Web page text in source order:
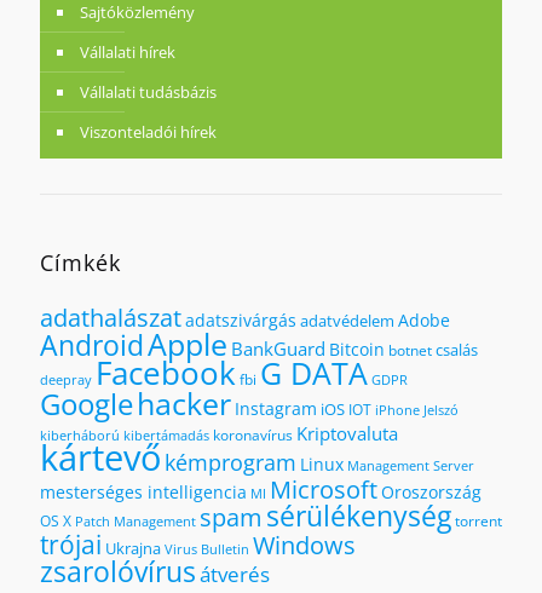
Sajtóközlemény
Vállalati hírek
Vállalati tudásbázis
Viszonteladói hírek
Címkék
adathalászatadatszivárgás adatvédelem Adobe
AndroidApple BankGuard Bitcoin botnetcsalás
deepray Facebookfbi G DATA GDPR
Googlehacker Instagram iOS IOT iPhone Jelszó
kiberháború kibertámadás koronavírus Kriptovaluta
kártevő kémprogram Linux Management Server
mesterséges intelligencia MI MicrosoftOroszország
OS X Patch Management spam sérülékenységtorrent
trójai Ukrajna Virus Bulletin Windows
zsarolóvírusátverés